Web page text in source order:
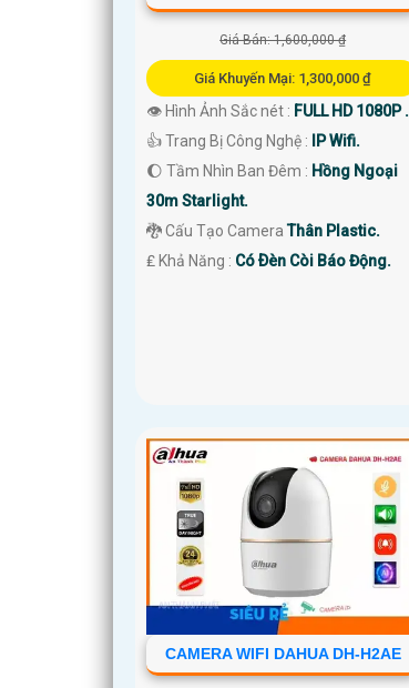
Giá Bán: 1,600,000 ₫
Giá Khuyến Mại: 1,300,000 ₫
👁 Hình Ảnh Sắc nét : FULL HD 1080P .
👍 Trang Bị Công Nghệ :
IP Wifi.
🌔 Tầm Nhìn Ban Đêm : Hồng Ngoại
30m Starlight.
🐉️ Cấu Tạo CameraThân Plastic.
️₤ Khả Năng : Có Ðèn Còi Báo Động.
CAMERA WIFI DAHUA DH-H2AE